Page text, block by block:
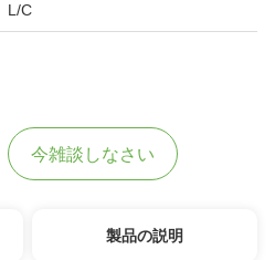
L/C
今雑談しなさい
製品の説明